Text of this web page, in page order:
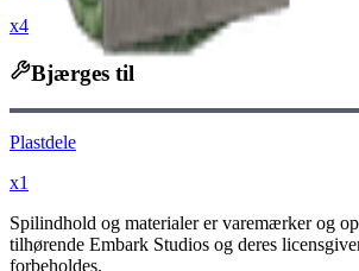
x4
Bjærges til
Plastdele
x1
Spilindhold og materialer er varemærker og
tilhørende Embark Studios og deres
forbeholdes.